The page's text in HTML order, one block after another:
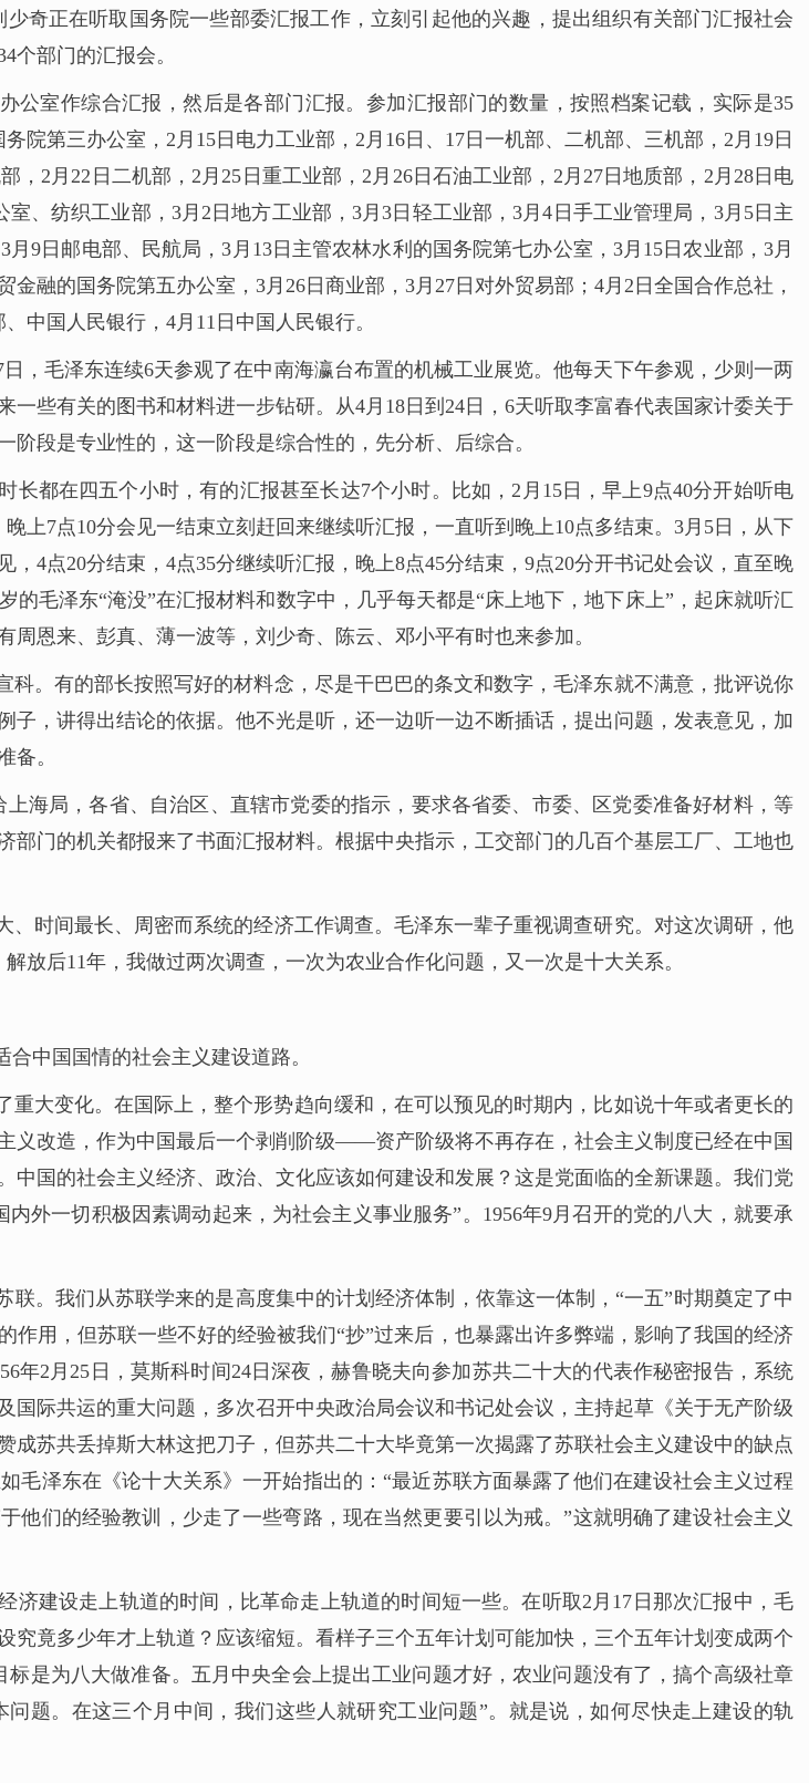
奇正在听取国务院一些部委汇报工作，立刻引起他的兴趣，提出组织有关部门汇报社会
个部门的汇报会。
公室作综合汇报，然后是各部门汇报。参加汇报部门的数量，按照档案记载，实际是35
院第三办公室，2月15日电力工业部，2月16日、17日一机部、二机部、三机部，2月19日
，2月22日二机部，2月25日重工业部，2月26日石油工业部，2月27日地质部，2月28日电
、纺织工业部，3月2日地方工业部，3月3日轻工业部，3月4日手工业管理局，3月5日主
9日邮电部、民航局，3月13日主管农林水利的国务院第七办公室，3月15日农业部，3月
融的国务院第五办公室，3月26日商业部，3月27日对外贸易部；4月2日全国合作总社，
中国人民银行，4月11日中国人民银行。
，毛泽东连续6天参观了在中南海瀛台布置的机械工业展览。他每天下午参观，少则一两
些有关的图书和材料进一步钻研。从4月18日到24日，6天听取李富春代表国家计委关于
段是专业性的，这一阶段是综合性的，先分析、后综合。
都在四五个小时，有的汇报甚至长达7个小时。比如，2月15日，早上9点40分开始听电
上7点10分会见一结束立刻赶回来继续听汇报，一直听到晚上10点多结束。3月5日，从下
4点20分结束，4点35分继续听汇报，晚上8点45分结束，9点20分开书记处会议，直至晚
毛泽东“淹没”在汇报材料和数字中，几乎每天都是“床上地下，地下床上”，起床就听汇
恩来、彭真、薄一波等，刘少奇、陈云、邓小平有时也来参加。
。有的部长按照写好的材料念，尽是干巴巴的条文和数字，毛泽东就不满意，批评说你
，讲得出结论的依据。他不光是听，还一边听一边不断插话，提出问题，发表意见，加
备。
海局，各省、自治区、直辖市党委的指示，要求各省委、市委、区党委准备好材料，等
门的机关都报来了书面汇报材料。根据中央指示，工交部门的几百个基层工厂、工地也
时间最长、周密而系统的经济工作调查。毛泽东一辈子重视调查研究。对这次调研，他
放后11年，我做过两次调查，一次为农业合作化问题，又一次是十大关系。
中国国情的社会主义建设道路。
大变化。在国际上，整个形势趋向缓和，在可以预见的时期内，比如说十年或者更长的
义改造，作为中国最后一个剥削阶级——资产阶级将不再存在，社会主义制度已经在中国
国的社会主义经济、政治、文化应该如何建设和发展？这是党面临的全新课题。我们党
外一切积极因素调动起来，为社会主义事业服务”。1956年9月召开的党的八大，就要承
。我们从苏联学来的是高度集中的计划经济体制，依靠这一体制，“一五”时期奠定了中
用，但苏联一些不好的经验被我们“抄”过来后，也暴露出许多弊端，影响了我国的经济
年2月25日，莫斯科时间24日深夜，赫鲁晓夫向参加苏共二十大的代表作秘密报告，系统
际共运的重大问题，多次召开中央政治局会议和书记处会议，主持起草《关于无产阶级
苏共丢掉斯大林这把刀子，但苏共二十大毕竟第一次揭露了苏联社会主义建设中的缺点
毛泽东在《论十大关系》一开始指出的：“最近苏联方面暴露了他们在建设社会主义过程
他们的经验教训，少走了一些弯路，现在当然更要引以为戒。”这就明确了建设社会主义
建设走上轨道的时间，比革命走上轨道的时间短一些。在听取2月17日那次汇报中，毛
竟多少年才上轨道？应该缩短。看样子三个五年计划可能加快，三个五年计划变成两个
是为八大做准备。五月中央全会上提出工业问题才好，农业问题没有了，搞个高级社章
题。在这三个月中间，我们这些人就研究工业问题”。就是说，如何尽快走上建设的轨